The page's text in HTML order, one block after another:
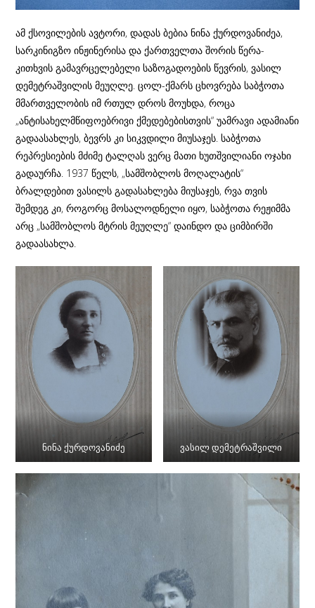
ამ ქსოვილების ავტორი, დადას ბებია ნინა ქურდოვანიძეა,
სარკინიგზო ინჟინერისა და ქართველთა შორის წერა-
კითხვის გამავრცელებელი საზოგადოების წევრის, ვასილ
დემეტრაშვილის მეუღლე. ცოლ-ქმარს ცხოვრება საბჭოთა
მმართველობის იმ რთულ დროს მოუხდა, როცა
„ანტისახელმწიფოებრივი ქმედებებისთვის“ უამრავი ადამიანი
გადაასახლეს, ბევრს კი სიკვდილი მიუსაჯეს. საბჭოთა
რეპრესიების მძიმე ტალღას ვერც მათი ხუთშვილიანი ოჯახი
გადაურჩა. 1937 წელს, „სამშობლოს მოღალატის“
ბრალდებით ვასილს გადასახლება მიუსაჯეს, რვა თვის
შემდეგ კი, როგორც მოსალოდნელი იყო, საბჭოთა რეჟიმმა
არც „სამშობლოს მტრის მეუღლე“ დაინდო და ციმბირში
გადაასახლა.
ნინა ქურდოვანიძე ვასილ დემეტრაშვილი